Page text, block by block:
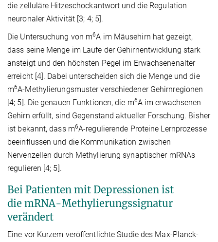
die zelluläre Hitzeschockantwort und die Regulation
neuronaler Aktivität [3; 4; 5].
Die Untersuchung von m6A im Mäusehirn hat gezeigt,
dass seine Menge im Laufe der Gehirnentwicklung stark
ansteigt und den höchsten Pegel im Erwachsenenalter
erreicht [4]. Dabei unterscheiden sich die Menge und die
m6A-Methylierungsmuster verschiedener Gehirnregionen
[4; 5]. Die genauen Funktionen, die m6A im erwachsenen
Gehirn erfüllt, sind Gegenstand aktueller Forschung. Bisher
ist bekannt, dass m6A-regulierende Proteine Lernprozesse
beeinflussen und die Kommunikation zwischen
Nervenzellen durch Methylierung synaptischer mRNAs
regulieren [4; 5].
Bei Patienten mit Depressionen ist
die mRNA-Methylierungssignatur
verändert
Eine vor Kurzem veröffentlichte Studie des Max-Planck-